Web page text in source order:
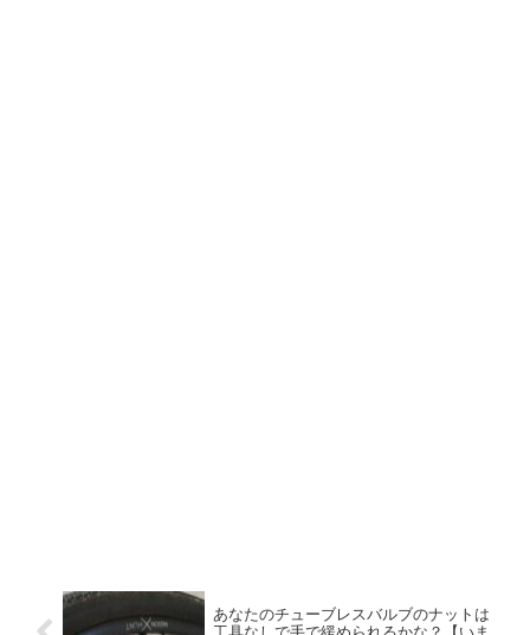
あなたのチューブレスバルブのナットは